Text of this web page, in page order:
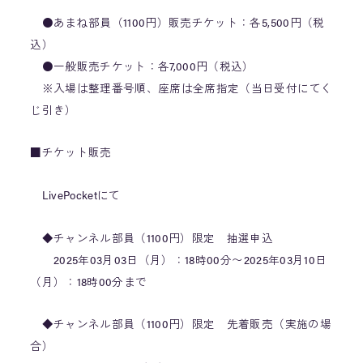
●あまね部員（1100円）販売チケット：各5,500円（税
込）
●一般販売チケット：各7,000円（税込）
※入場は整理番号順、座席は全席指定（当日受付にてく
じ引き）
■チケット販売
LivePocketにて
◆チャンネル部員（1100円）限定 抽選申込
2025年03月03日（月）：18時00分〜2025年03月10日
（月）：18時00分まで
◆チャンネル部員（1100円）限定 先着販売（実施の場
合）